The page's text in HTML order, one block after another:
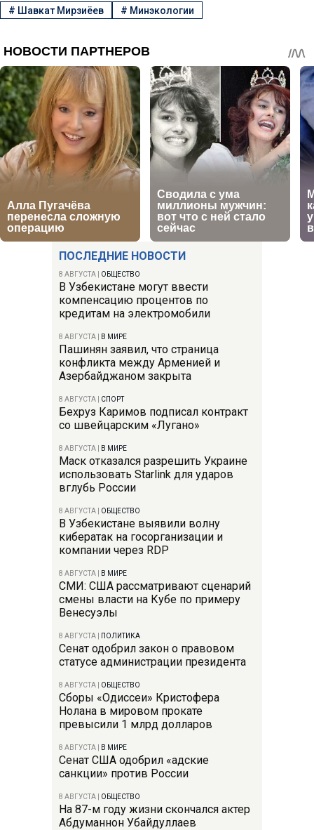
ПОСЛЕДНИЕ НОВОСТИ
8 АВГУСТА ОБЩЕСТВО
В Узбекистане могут ввести
компенсацию процентов по
кредитам на электромобили
8 АВГУСТА В МИРЕ
Пашинян заявил, что страница
конфликта между Арменией и
Азербайджаном закрыта
8 АВГУСТА СПОРТ
Бехруз Каримов подписал контракт
со швейцарским «Лугано»
8 АВГУСТА В МИРЕ
Маск отказался разрешить Украине
использовать Starlink для ударов
вглубь России
8 АВГУСТА ОБЩЕСТВО
В Узбекистане выявили волну
кибератак на госорганизации и
компании через RDP
8 АВГУСТА В МИРЕ
СМИ: США рассматривают сценарий
смены власти на Кубе по примеру
Венесуэлы
8 АВГУСТА ПОЛИТИКА
Сенат одобрил закон о правовом
статусе администрации президента
8 АВГУСТА ОБЩЕСТВО
Сборы «Одиссеи» Кристофера
Нолана в мировом прокате
превысили 1 млрд долларов
8 АВГУСТА В МИРЕ
Сенат США одобрил «адские
санкции» против России
8 АВГУСТА ОБЩЕСТВО
На 87-м году жизни скончался актер
Абдуманнон Убайдуллаев
# Шавкат Мирзиёев # Минэкологии